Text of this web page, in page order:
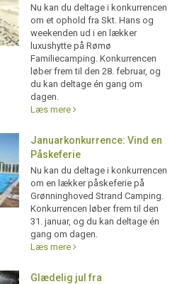
Nu kan du deltage i konkurrencen
om et ophold fra Skt. Hans og
weekenden ud i en lækker
luxushytte på Rømø
Familiecamping. Konkurrencen
løber frem til den 28. februar, og
du kan deltage én gang om
dagen.
Læs mere
Januarkonkurrence: Vind en
Påskeferie
Nu kan du deltage i konkurrencen
om en lækker påskeferie på
Grønninghoved Strand Camping.
Konkurrencen løber frem til den
31. januar, og du kan deltage én
gang om dagen.
Læs mere
Glædelig jul fra